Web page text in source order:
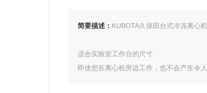
简要描述： KUBOTA久保田台式冷冻离心
适合实验室工作台的尺寸
即使您在离心机旁边工作，也不会产生令人